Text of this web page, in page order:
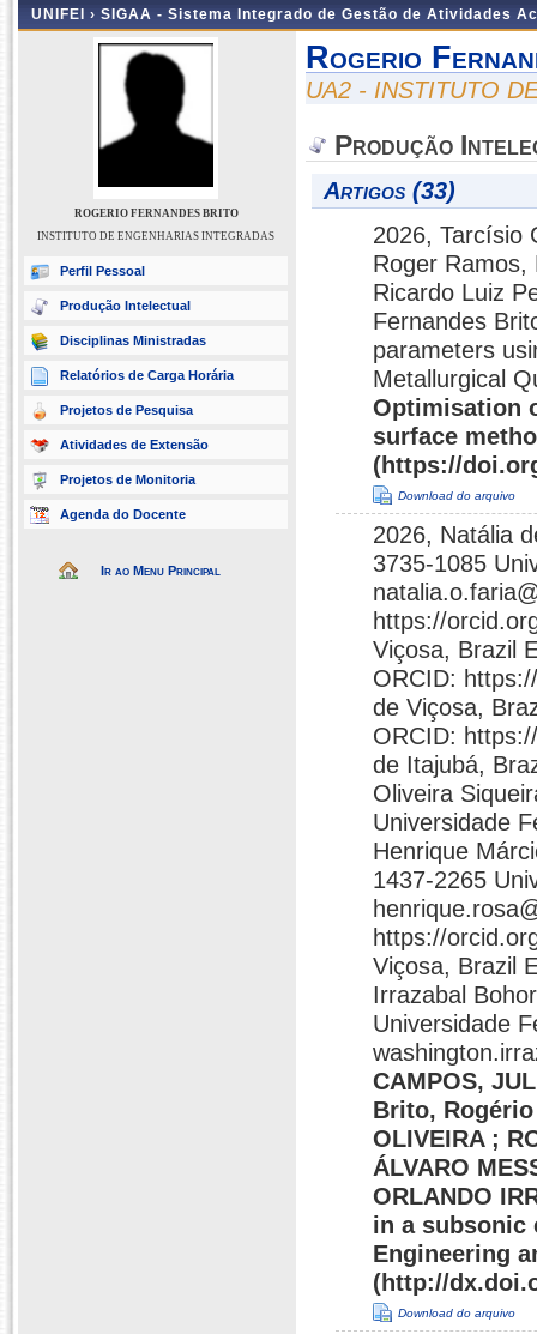
UNIFEI › SIGAA - Sistema Integrado de Gestão de Atividades
ROGERIO FERNANDES BRITO
INSTITUTO DE ENGENHARIAS INTEGRADAS
Perfil Pessoal
Produção Intelectual
Disciplinas Ministradas
Relatórios de Carga Horária
Projetos de Pesquisa
Atividades de Extensão
Projetos de Monitoria
Agenda do Docente
Ir ao Menu Principal
Rogerio
UA2 - INSTITUTO
Produção
Artigos (33)
2026, Tarcísio
Roger Ramos,
Ricardo Luiz
Fernandes
parameters
Metallurgical
Optimisation
surface
(https://
Download do arquivo
2026, Natália
3735-1085
https://
Viçosa, Brazil
ORCID:
de Viçosa,
ORCID:
de Itajubá,
Oliveira
Universidade
Henrique
1437-2265
https://
Viçosa, Brazil
Irrazabal
Universidade
CAMPOS,
Brito, Rogério
OLIVEIRA ;
ÁLVARO
ORLANDO
in a subsonic
Engineering
(http://
Download do arquivo